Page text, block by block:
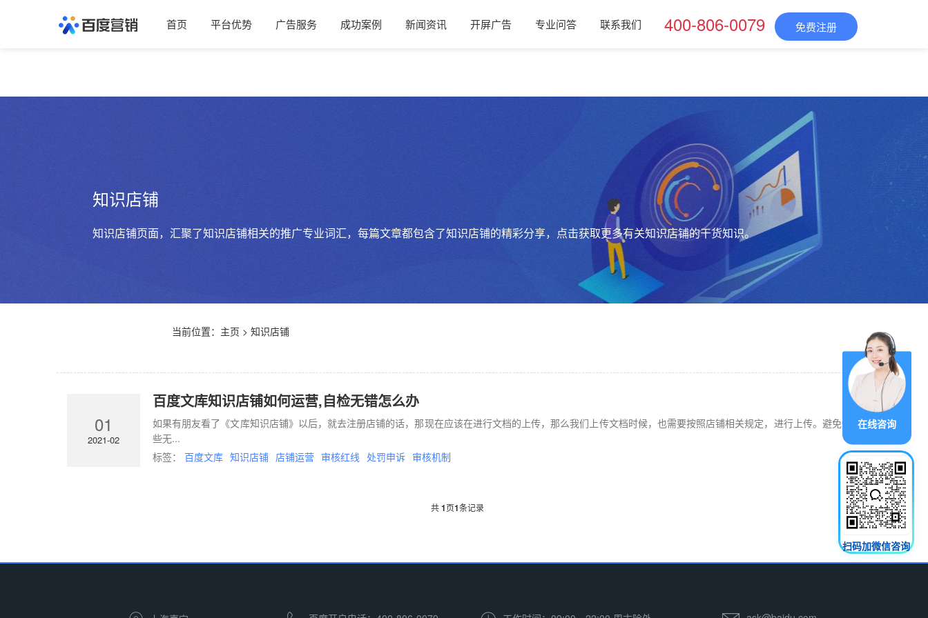
首页 平台优势 广告服务 成功案例 新闻资讯 开屏广告 专业问答 联系我们 400-806-0079 免费注册
知识店铺
知识店铺页面，汇聚了知识店铺相关的推广专业词汇，每篇文章都包含了知识店铺的精彩分享，点击获取更多有关知识店铺的干货知识。
当前位置： 主页 > 知识店铺
01
2021-02
百度文库知识店铺如何运营,自检无错怎么办
如果有朋友看了《文库知识店铺》以后，就去注册店铺的话，那现在应该在进行文档的上传，那么我们上传文档时候，也需要按照店铺相关规定，进行上传。避免做一
些无...
标签： 百度文库 知识店铺 店铺运营 审核红线 处罚申诉 审核机制
共1页1条记录
在线咨询
扫码加微信咨询